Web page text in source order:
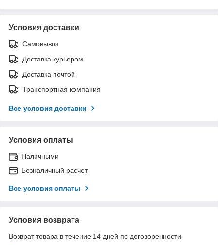
Условия доставки
Самовывоз
Доставка курьером
Доставка почтой
Транспортная компания
Все условия доставки
Условия оплаты
Наличными
Безналичный расчет
Все условия оплаты
Условия возврата
Возврат товара в течение 14 дней по договоренности